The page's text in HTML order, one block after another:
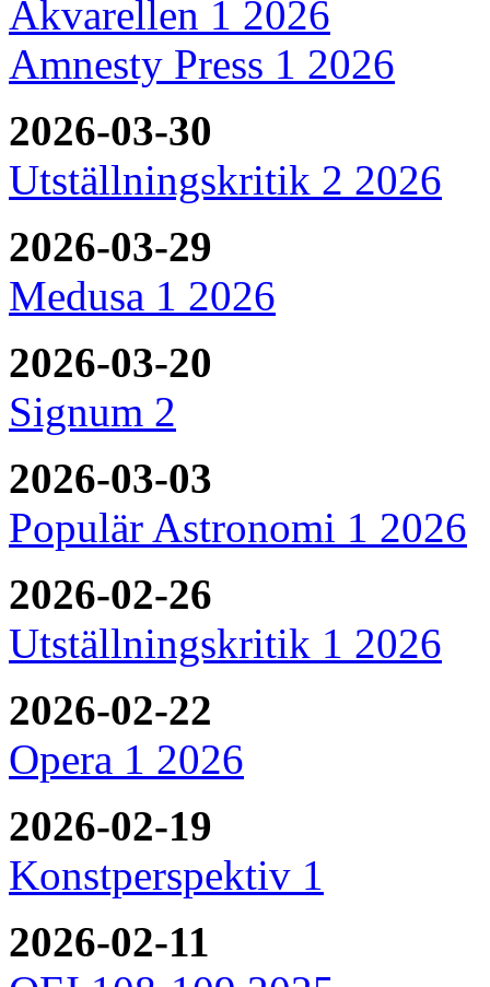
Akvarellen 1 2026
Amnesty Press 1 2026
2026-03-30
Utställningskritik 2 2026
2026-03-29
Medusa 1 2026
2026-03-20
Signum 2
2026-03-03
Populär Astronomi 1 2026
2026-02-26
Utställningskritik 1 2026
2026-02-22
Opera 1 2026
2026-02-19
Konstperspektiv 1
2026-02-11